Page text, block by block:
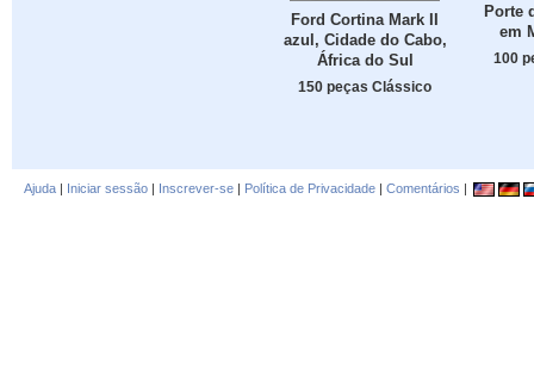
Ford Cortina Mark II
azul, Cidade do Cabo,
África do Sul
150 peças Clássico
Porte
em
100
Ajuda | Iniciar sessão | Inscrever-se | Política de Privacidade | Comentários |